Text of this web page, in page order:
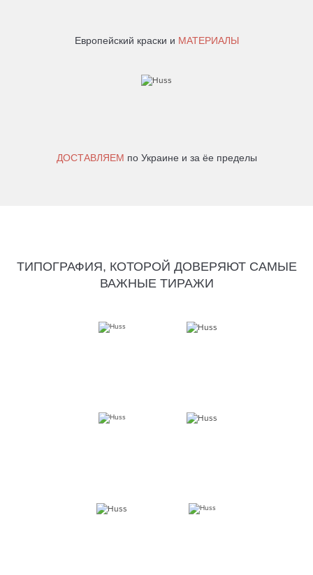
Европейский краски и МАТЕРИАЛЫ
ДОСТАВЛЯЕМ по Украине и за ёе пределы
ТИПОГРАФИЯ, КОТОРОЙ ДОВЕРЯЮТ САМЫЕ
ВАЖНЫЕ ТИРАЖИ